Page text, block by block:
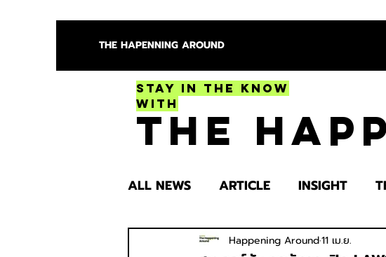
THE HAPENNING AROUND
Stay in the Know
With
The
ALL NEWS ARTICLE INSIGHT
ENTERTAINMENT HEALTH
Happening Around11 เม.ย.